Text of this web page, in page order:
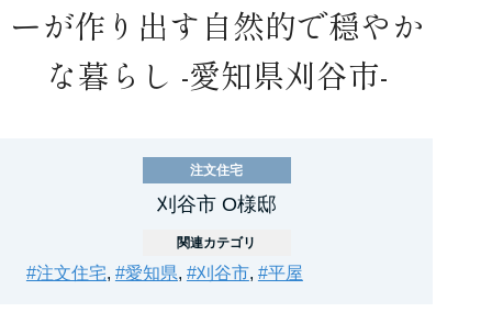
ーが作り出す自然的で穏やか
な暮らし -愛知県刈谷市-
注文住宅
刈谷市 O様邸
関連カテゴリ
#注文住宅, #愛知県, #刈谷市, #平屋